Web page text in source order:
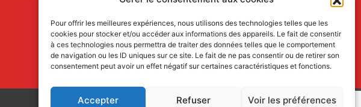
Pour offrir les meilleures expériences, nous utilisons des technologies telles que les
cookies pour stocker et/ou accéder aux informations des appareils. Le fait de consentir
à ces technologies nous permettra de traiter des données telles que le comportement
de navigation ou les ID uniques sur ce site. Le fait de ne pas consentir ou de retirer son
consentement peut avoir un effet négatif sur certaines caractéristiques et fonctions.
Accepter Refuser Voir les préférences